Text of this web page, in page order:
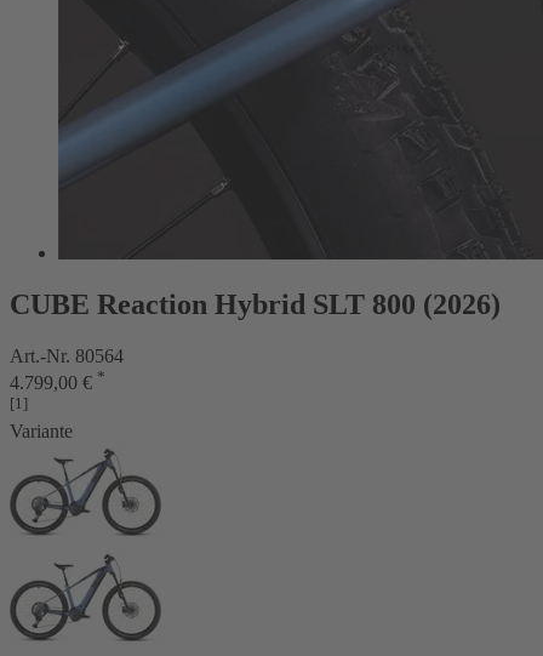
CUBE Reaction Hybrid SLT 800 (2026)
Art.-Nr. 80564
4.799,00 € *
[1]
Variante